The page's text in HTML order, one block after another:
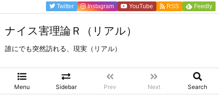
ナイス害理論Ｒ（リアル）
誰にでも突然訪れる、現実（リアル）
Menu Sidebar Prev Next Search
Twitter Instagram YouTube RSS Feedly